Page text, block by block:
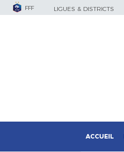
FFF LIGUES & DISTRICTS
ACCUEIL